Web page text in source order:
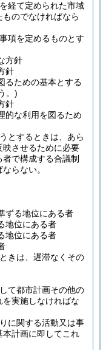
経て定められた市域
のでなければなら
項を定めるものとす
方針
針
るための基本とする
。)
針
的な利用を図るため
とするときは、あら
させるために必要
で構成する合議制
らない。
ずる地位にある者
地位にある者
地位にある者
きは、遅滞なくその
て都市計画その他の
実施しなければな
に関する活動又は事
計画に即してこれ